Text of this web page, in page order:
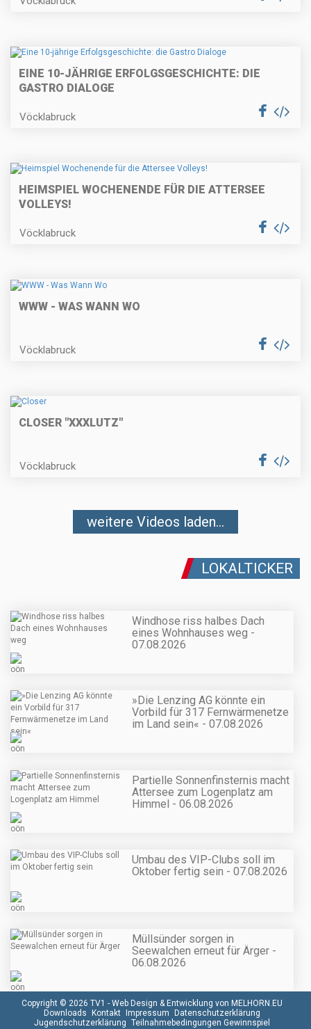
EINE 10-JÄHRIGE ERFOLGSGESCHICHTE: DIE
GASTRO DIALOGE
Vöcklabruck
HEIMSPIEL WOCHENENDE FÜR DIE ATTERSEE
VOLLEYS!
Vöcklabruck
WWW - WAS WANN WO
Vöcklabruck
CLOSER "XXXLUTZ"
Vöcklabruck
weitere Videos laden...
LOKALTICKER
Windhose riss halbes Dach
eines Wohnhauses weg -
07.08.2026
»Die Lenzing AG könnte ein
Vorbild für 317 Fernwärmenetze
im Land sein« - 07.08.2026
Partielle Sonnenfinsternis macht
Attersee zum Logenplatz am
Himmel - 06.08.2026
Umbau des VIP-Clubs soll im
Oktober fertig sein - 07.08.2026
Müllsünder sorgen in
Seewalchen erneut für Ärger -
06.08.2026
Copyright © 2026 TV1 - Web Design & Entwicklung von MELHORN.EU
Downloads
Kontakt Impressum
Datenschutzerklärung
Jugendschutzerklärung Teilnahmebedingungen Gewinnspiel